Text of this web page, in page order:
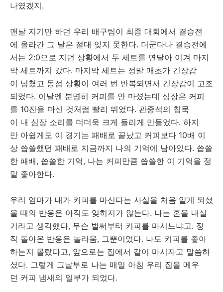
나였겠지.
맨날 지기만 하던 우리 배구팀이 최종 대회에서 결승전
에 올라간 그 날은 절대 잊지 못한다. 더군다나 결승전에
서는 2:0으로 지던 상황에서 두 세트를 연달아 이겨 마지
막 세트까지 갔다. 마지막 세트는 정말 매초가 긴장감
이 넘쳤고 동점 상황이 여러 번 반복되면서 긴장감이 고조
되었다. 이날엔 분명히 커피를 안 마셨는데 심장은 커피
를 10잔을 마신 것처럼 빨리 뛰었다. 관중석의 침묵
이 내 심장 소리를 더더욱 크게 들리게 만들었다. 하지
만 아쉽게도 이 경기는 패배로 끝났고 커피보다 10배 이
상 씁쓸했던 패배로 지금까지 나의 기억에 남아있다. 씁쓸
한 패배, 씁쓸한 기억, 나는 커피만큼 씁쓸한 이 기억을 정
말 좋아한다.
우리 엄마가 내가 커피를 마신다는 사실을 처음 알게 되셨
을 때의 반응은 아직도 잊히지가 않는다. 나는 혼을 내실
거라고 생각했다, 무슨 벌써부터 커피를 마시느냐고. 정
작 돌아온 반응은 놀라움, 그뿐이었다. 나도 커피를 좋아
하는지 몰랐다고, 앞으로는 집에서 같이 마시자고 말씀하
셨다. 그렇게 그날부로 나는 매일 아침 우리 집을 메우
던 커피 냄새의 일부가 되었다.